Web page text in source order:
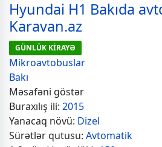
Hyundai H1 Bakıda
Karavan.az
GÜNLÜK KİRAYƏ
Mikroavtobuslar
Bakı
Məsafəni göstər
Buraxılış ili: 2015
Yanacaq növü: Dizel
Sürətlər qutusu: Avtomatik